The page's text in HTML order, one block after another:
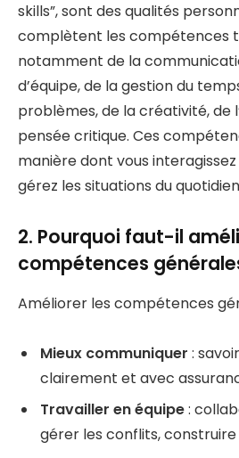
skills”, sont des qualités
complètent les compétences
notamment de la
d’équipe, de la gestion du
problèmes, de la créativité, de
pensée critique. Ces
manière dont vous
gérez les situations du
2. Pourquoi faut-il
compétences
Améliorer les compétences
Mieux communiquer :
clairement et avec
Travailler en équipe:
gérer les conflits,